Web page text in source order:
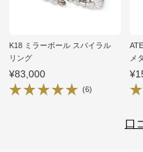
K18 ミラーボール スパイラル
リング
¥83,000
(6)
メ
ダ
口